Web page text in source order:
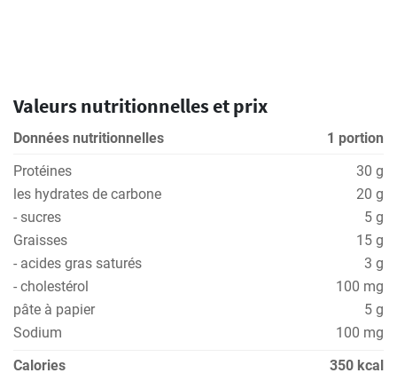
Valeurs nutritionnelles et prix
Données nutritionnelles
1 portion
Protéines
30 g
les hydrates de carbone
20 g
- sucres
5 g
Graisses
15 g
- acides gras saturés
3 g
- cholestérol
100 mg
pâte à papier
5 g
Sodium
100 mg
Calories
350 kcal